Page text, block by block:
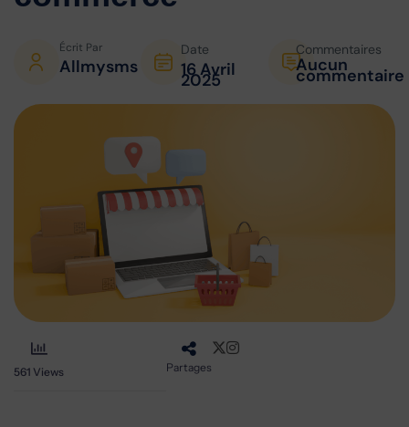
Écrit Par
Allmysms
Date
16 Avril
2025
Commentaires
Aucun
commentaire
561 Views Partages